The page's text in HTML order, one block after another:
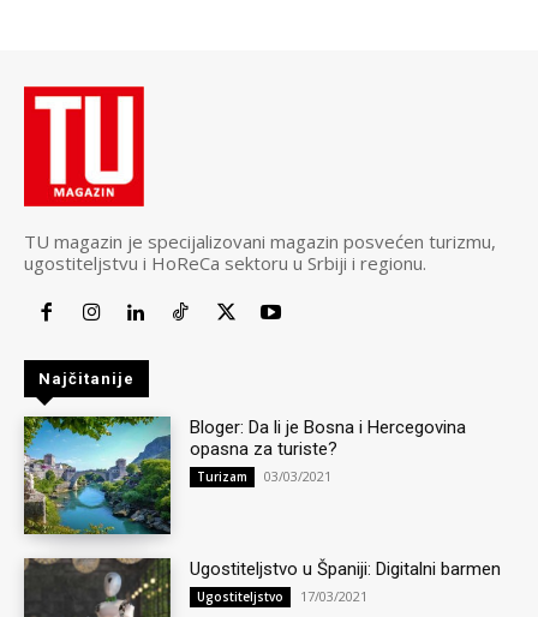
TU magazin je specijalizovani magazin posvećen turizmu,
ugostiteljstvu i HoReCa sektoru u Srbiji i regionu.
Najčitanije
Bloger: Da li je Bosna i Hercegovina
opasna za turiste?
Turizam 03/03/2021
Ugostiteljstvo u Španiji: Digitalni barmen
Ugostiteljstvo 17/03/2021